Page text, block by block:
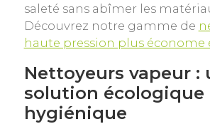
saleté sans abîmer les
Découvrez notre gamme de
haute pression plus économe
Nettoyeurs vapeur :
solution écologique
hygiénique